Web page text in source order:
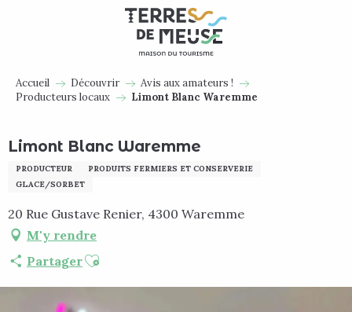
Accueil Découvrir
Avis aux amateurs !
Producteurs locaux
Limont Blanc Waremme
Limont Blanc Waremme
PRODUCTEUR
PRODUITS FERMIERS ET CONSERVERIE
GLACE/SORBET
20 Rue Gustave Renier, 4300 Waremme
M'y rendre
PartagerAjouter aux favoris